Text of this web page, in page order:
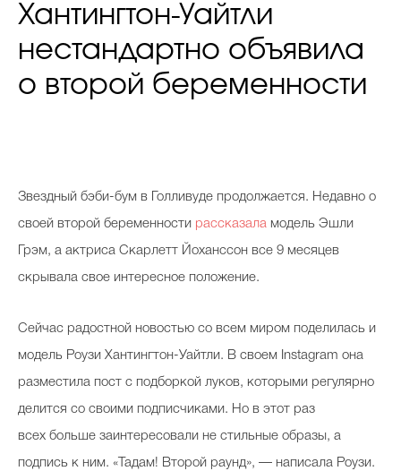
Хантингтон-Уайтли
нестандартно объявила
о второй беременности
Звездный бэби-бум в Голливуде продолжается. Недавно о
своей второй беременности рассказала модель Эшли
Грэм, а актриса Скарлетт Йоханссон все 9 месяцев
скрывала свое интересное положение.
Сейчас радостной новостью со всем миром поделилась и
модель Роузи Хантингтон-Уайтли. В своем Instagram она
разместила пост с подборкой луков, которыми регулярно
делится со своими подписчиками. Но в этот раз
всех больше заинтересовали не стильные образы, а
подпись к ним. «Тадам! Второй раунд», — написала Роузи.